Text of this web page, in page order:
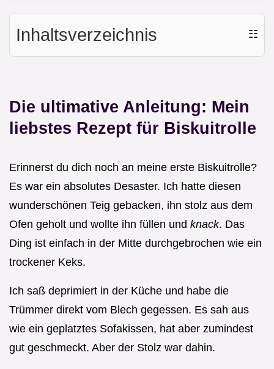
Inhaltsverzeichnis ☷
Die ultimative Anleitung: Mein
liebstes Rezept für Biskuitrolle
Erinnerst du dich noch an meine erste Biskuitrolle?
Es war ein absolutes Desaster. Ich hatte diesen
wunderschönen Teig gebacken, ihn stolz aus dem
Ofen geholt und wollte ihn füllen und knack. Das
Ding ist einfach in der Mitte durchgebrochen wie ein
trockener Keks.
Ich saß deprimiert in der Küche und habe die
Trümmer direkt vom Blech gegessen. Es sah aus
wie ein geplatztes Sofakissen, hat aber zumindest
gut geschmeckt. Aber der Stolz war dahin.